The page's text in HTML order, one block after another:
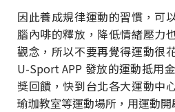
因此養成規律運動的習慣，可
腦內啡的釋放，降低情緒壓力
觀念，所以不要再覺得運動很
U-Sport APP 發放的運動抵用
獎回饋，快到台北各大運動中
瑜珈教室等運動場所，用運動開